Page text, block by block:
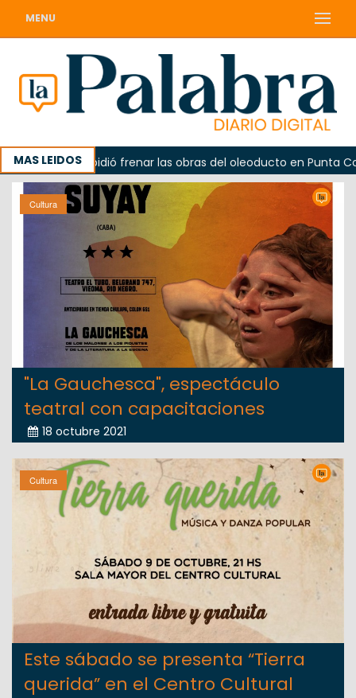
MENU
MAS LEIDOS
Unesco pidió frenar las obras del oleoducto en Punta
Cultura
"La Gauchesca", espectáculo
teatral con capacitaciones
18 octubre 2021
Cultura
Este sábado se presenta “Tierra
querida” en el Centro Cultural